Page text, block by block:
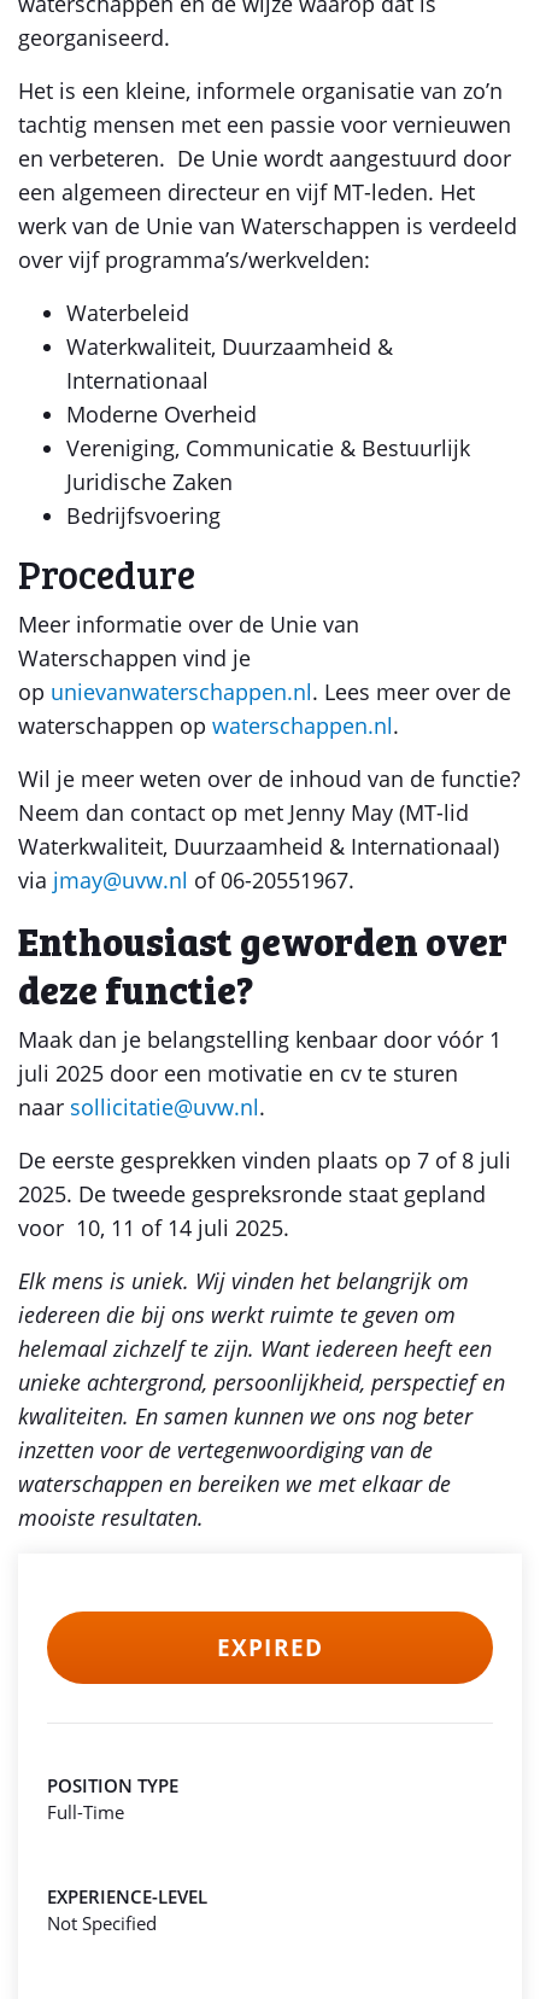
georganiseerd.
Het is een kleine, informele organisatie van zo’n
tachtig mensen met een passie voor vernieuwen
en verbeteren. De Unie wordt aangestuurd door
een algemeen directeur en vijf MT-leden. Het
werk van de Unie van Waterschappen is verdeeld
over vijf programma’s/werkvelden:
Waterbeleid
Waterkwaliteit, Duurzaamheid &
Internationaal
Moderne Overheid
Vereniging, Communicatie & Bestuurlijk
Juridische Zaken
Bedrijfsvoering
Procedure
Meer informatie over de Unie van
Waterschappen vind je
op unievanwaterschappen.nl. Lees meer over de
waterschappen op waterschappen.nl.
Wil je meer weten over de inhoud van de functie?
Neem dan contact op met Jenny May (MT-lid
Waterkwaliteit, Duurzaamheid & Internationaal)
via jmay@uvw.nl of 06-20551967.
Enthousiast geworden over
deze functie?
Maak dan je belangstelling kenbaar door vóór 1
juli 2025 door een motivatie en cv te sturen
naar sollicitatie@uvw.nl.
De eerste gesprekken vinden plaats op 7 of 8 juli
2025. De tweede gespreksronde staat gepland
voor 10, 11 of 14 juli 2025.
Elk mens is uniek. Wij vinden het belangrijk om
iedereen die bij ons werkt ruimte te geven om
helemaal zichzelf te zijn. Want iedereen heeft een
unieke achtergrond, persoonlijkheid, perspectief en
kwaliteiten. En samen kunnen we ons nog beter
inzetten voor de vertegenwoordiging van de
waterschappen en bereiken we met elkaar de
mooiste resultaten.
EXPIRED
POSITION TYPE
Full-Time
EXPERIENCE-LEVEL
Not Specified